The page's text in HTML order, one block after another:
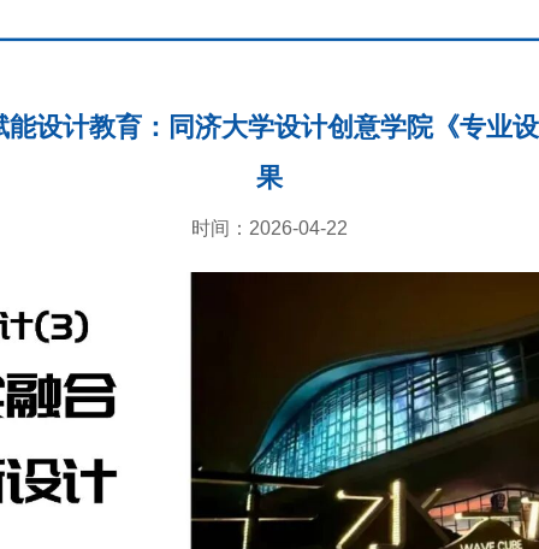
设计教育：同济大学设计创意学院《专业
果
时间：2026-04-22